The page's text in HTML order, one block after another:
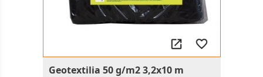
Geotextilia 50 g/m2 3,2x10 m